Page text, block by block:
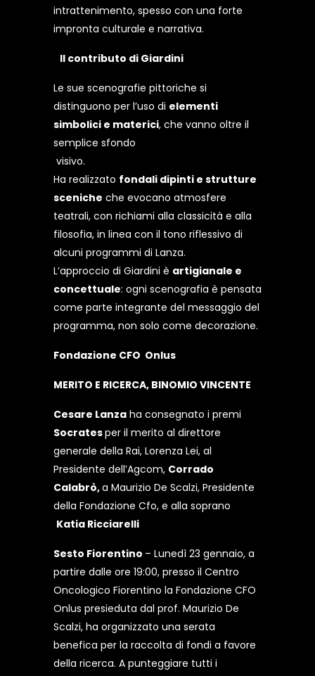
intrattenimento, spesso con una forte
impronta culturale e narrativa.
Il contributo di Giardini
Le sue scenografie pittoriche si
distinguono per l’uso di elementi
simbolici e materici, che vanno oltre il
semplice sfondo
visivo.
Ha realizzato fondali dipinti e strutture
sceniche che evocano atmosfere
teatrali, con richiami alla classicità e alla
filosofia, in linea con il tono riflessivo di
alcuni programmi di Lanza.
L’approccio di Giardini è artigianale e
concettuale: ogni scenografia è pensata
come parte integrante del messaggio del
programma, non solo come decorazione.
Fondazione CFO Onlus
MERITO E RICERCA, BINOMIO VINCENTE
Cesare Lanza ha consegnato i premi
Socratesper il merito al direttore
generale della Rai, Lorenza Lei, al
Presidente dell’Agcom, Corrado
Calabrò,a Maurizio De Scalzi, Presidente
della Fondazione Cfo, e alla soprano
Katia Ricciarelli
Sesto Fiorentino – Lunedì 23 gennaio, a
partire dalle ore 19:00, presso il Centro
Oncologico Fiorentino la Fondazione CFO
Onlus presieduta dal prof. Maurizio De
Scalzi, ha organizzato una serata
benefica per la raccolta di fondi a favore
della ricerca. A punteggiare tutti i